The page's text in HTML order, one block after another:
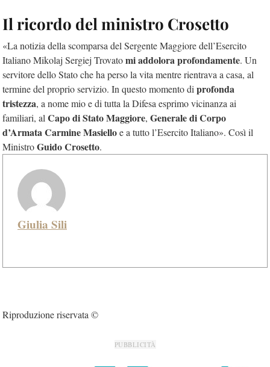
Il ricordo del ministro Crosetto
«La notizia della scomparsa del Sergente Maggiore dell’Esercito
Italiano Mikolaj Sergiej Trovatomi addolora profondamente. Un
servitore dello Stato che ha perso la vita mentre rientrava a casa, al
termine del proprio servizio. In questo momento di profonda
tristezza, a nome mio e di tutta la Difesa esprimo vicinanza ai
familiari, al Capo di Stato Maggiore, Generale di Corpo
d’Armata Carmine Masielloe a tutto l’Esercito Italiano». Così il
MinistroGuido Crosetto.
Giulia Sili
Riproduzione riservata ©
PUBBLICITÀ